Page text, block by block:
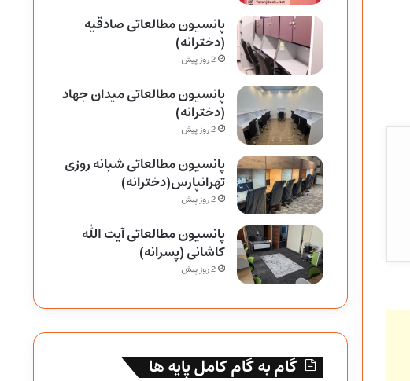
پانسیون مطالعاتی صادقیه
(دخترانه)
2 روز پیش
پانسیون مطالعاتی میدان جهاد
(دخترانه)
2 روز پیش
پانسیون مطالعاتی شبانه روزی
تهرانپارس(دخترانه)
2 روز پیش
پانسیون مطالعاتی آیت الله
کاشانی (پسرانه)
2 روز پیش
گام به گام کامل پایه ها